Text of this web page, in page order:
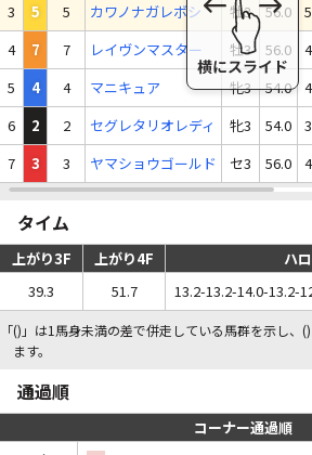
3
5 5 カワノナガレボシ 牡3 56.0
4
7 7 レイヴンマスター 牡3 56.0
5
4 4 マニキュア 牝3 54.0
6
2 2 セグレタリオレディ 牝3 54.0
7
3 3 ヤマショウゴールド セ3 56.0
タイム
上がり3F 上がり4F
ハ
39.3
51.7 13.2-13.2-14.0-13.2-
「()」は1馬身未満の差で併走している馬群を示し、
ます。
通過順
コーナー通過順